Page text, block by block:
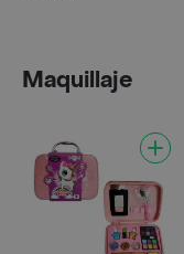
Maquillaje